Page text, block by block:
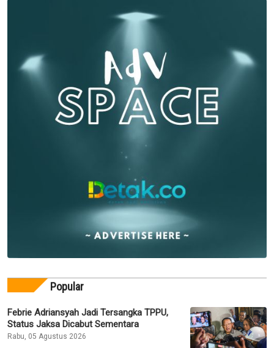
Popular
Febrie Adriansyah Jadi Tersangka TPPU,
Status Jaksa Dicabut Sementara
Rabu, 05 Agustus 2026